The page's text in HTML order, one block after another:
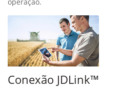
operação.
Conexão JDLink™